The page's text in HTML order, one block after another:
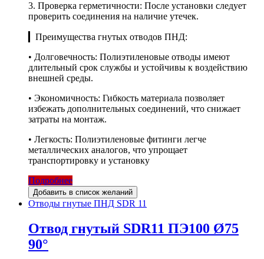
3. Проверка герметичности: После установки следует
проверить соединения на наличие утечек.
▎Преимущества гнутых отводов ПНД:
• Долговечность: Полиэтиленовые отводы имеют
длительный срок службы и устойчивы к воздействию
внешней среды.
• Экономичность: Гибкость материала позволяет
избежать дополнительных соединений, что снижает
затраты на монтаж.
• Легкость: Полиэтиленовые фитинги легче
металлических аналогов, что упрощает
транспортировку и установку
Подробнее
Добавить в список желаний
Отводы гнутые ПНД SDR 11
Отвод гнутый SDR11 ПЭ100 Ø75
90°